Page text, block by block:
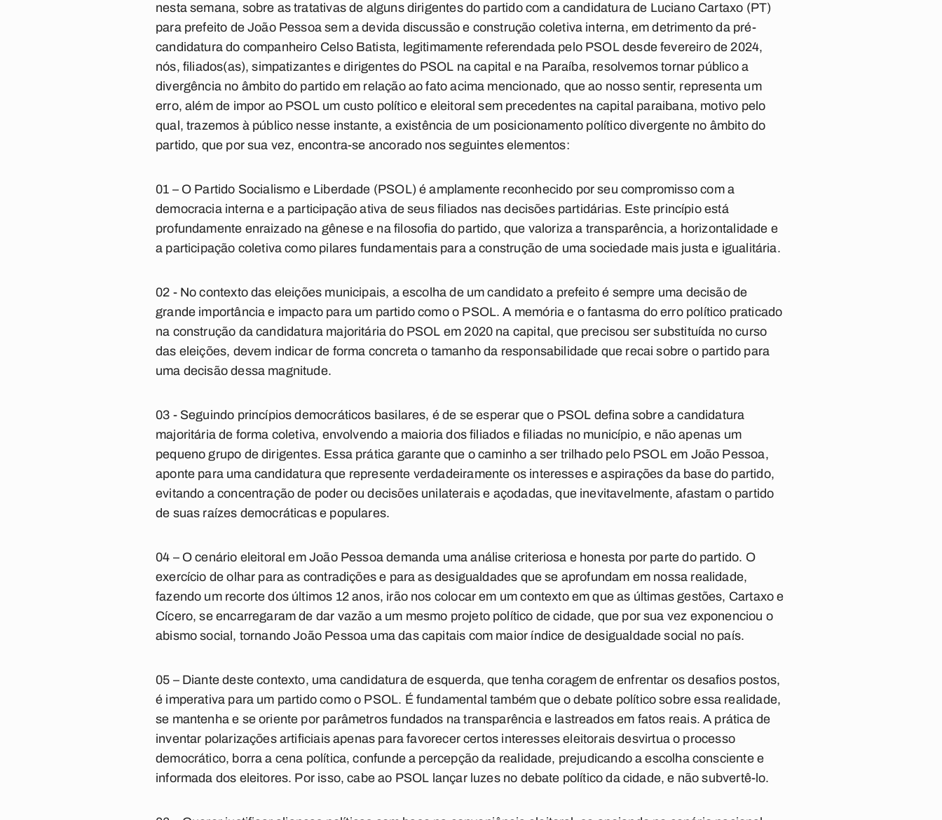
nesta semana, sobre as tratativas de alguns dirigentes do partido com a candidatura de Luciano Cartaxo (PT)
para prefeito de João Pessoa sem a devida discussão e construção coletiva interna, em detrimento da pré-
candidatura do companheiro Celso Batista, legitimamente referendada pelo PSOL desde fevereiro de 2024,
nós, filiados(as), simpatizantes e dirigentes do PSOL na capital e na Paraíba, resolvemos tornar público a
divergência no âmbito do partido em relação ao fato acima mencionado, que ao nosso sentir, representa um
erro, além de impor ao PSOL um custo político e eleitoral sem precedentes na capital paraibana, motivo pelo
qual, trazemos à público nesse instante, a existência de um posicionamento político divergente no âmbito do
partido, que por sua vez, encontra-se ancorado nos seguintes elementos:
01 – O Partido Socialismo e Liberdade (PSOL) é amplamente reconhecido por seu compromisso com a
democracia interna e a participação ativa de seus filiados nas decisões partidárias. Este princípio está
profundamente enraizado na gênese e na filosofia do partido, que valoriza a transparência, a horizontalidade e
a participação coletiva como pilares fundamentais para a construção de uma sociedade mais justa e igualitária.
02 - No contexto das eleições municipais, a escolha de um candidato a prefeito é sempre uma decisão de
grande importância e impacto para um partido como o PSOL. A memória e o fantasma do erro político praticado
na construção da candidatura majoritária do PSOL em 2020 na capital, que precisou ser substituída no curso
das eleições, devem indicar de forma concreta o tamanho da responsabilidade que recai sobre o partido para
uma decisão dessa magnitude.
03 - Seguindo princípios democráticos basilares, é de se esperar que o PSOL defina sobre a candidatura
majoritária de forma coletiva, envolvendo a maioria dos filiados e filiadas no município, e não apenas um
pequeno grupo de dirigentes. Essa prática garante que o caminho a ser trilhado pelo PSOL em João Pessoa,
aponte para uma candidatura que represente verdadeiramente os interesses e aspirações da base do partido,
evitando a concentração de poder ou decisões unilaterais e açodadas, que inevitavelmente, afastam o partido
de suas raízes democráticas e populares.
04 – O cenário eleitoral em João Pessoa demanda uma análise criteriosa e honesta por parte do partido. O
exercício de olhar para as contradições e para as desigualdades que se aprofundam em nossa realidade,
fazendo um recorte dos últimos 12 anos, irão nos colocar em um contexto em que as últimas gestões, Cartaxo e
Cícero, se encarregaram de dar vazão a um mesmo projeto político de cidade, que por sua vez exponenciou o
abismo social, tornando João Pessoa uma das capitais com maior índice de desigualdade social no país.
05 – Diante deste contexto, uma candidatura de esquerda, que tenha coragem de enfrentar os desafios postos,
é imperativa para um partido como o PSOL. É fundamental também que o debate político sobre essa realidade,
se mantenha e se oriente por parâmetros fundados na transparência e lastreados em fatos reais. A prática de
inventar polarizações artificiais apenas para favorecer certos interesses eleitorais desvirtua o processo
democrático, borra a cena política, confunde a percepção da realidade, prejudicando a escolha consciente e
informada dos eleitores. Por isso, cabe ao PSOL lançar luzes no debate político da cidade, e não subvertê-lo.